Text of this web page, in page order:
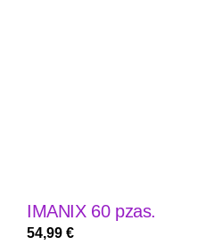
IMANIX 60 pzas.
54,99 €